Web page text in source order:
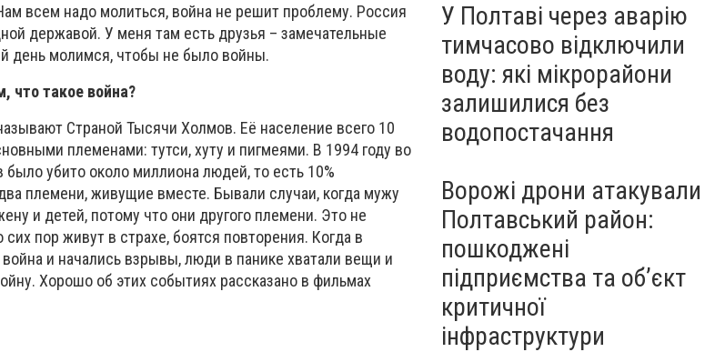
всем надо молиться, война не решит проблему. Россия
державой. У меня там есть друзья – замечательные
день молимся, чтобы не было войны.
что такое война?
Страной Тысячи Холмов. Её население всего 10
племенами: тутси, хуту и пигмеями. В 1994 году во
убито около миллиона людей, то есть 10%
племени, живущие вместе. Бывали случаи, когда мужу
и детей, потому что они другого племени. Это не
пор живут в страхе, боятся повторения. Когда в
и начались взрывы, люди в панике хватали вещи и
Хорошо об этих событиях рассказано в фильмах
У Полтаві через аварію
тимчасово відключили
воду: які мікрорайони
залишилися без
водопостачання
Ворожі дрони атакували
Полтавський район:
пошкоджені
підприємства та об’єкт
критичної
інфраструктури